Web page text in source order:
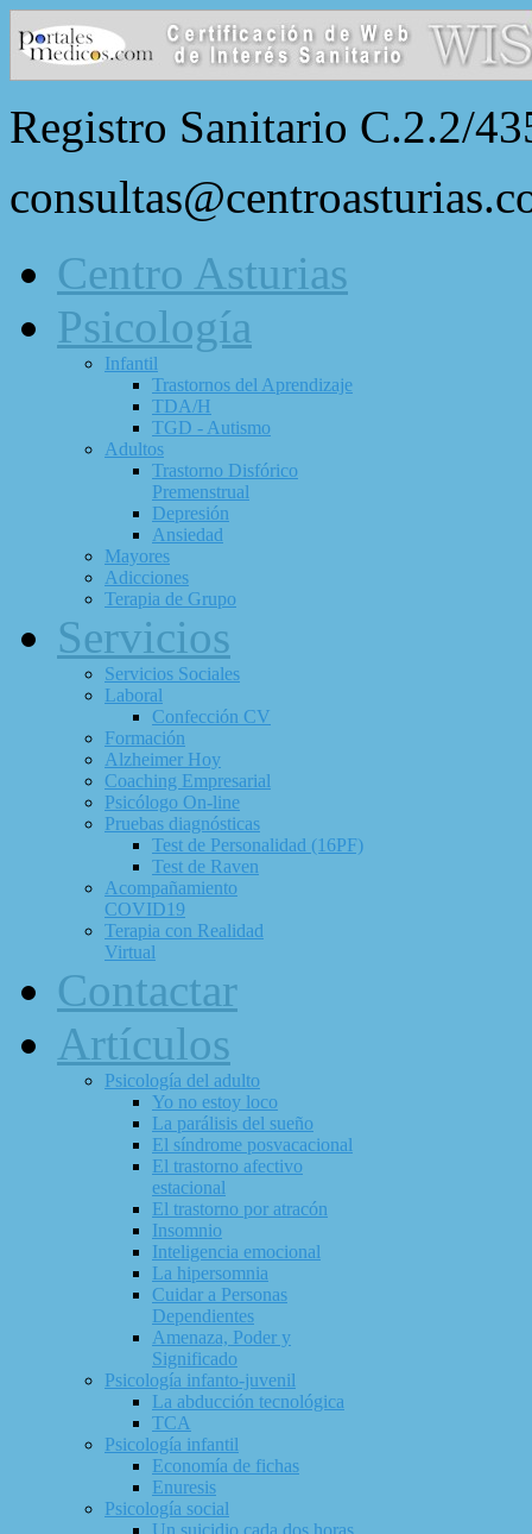
Registro Sanitario C.2.2/
Centro Asturias
Psicología
Infantil
Trastornos del Aprendizaje
TDA/H
TGD - Autismo
Adultos
Trastorno Disfórico
Premenstrual
Depresión
Ansiedad
Mayores
Adicciones
Terapia de Grupo
Servicios
Servicios Sociales
Laboral
Confección CV
Formación
Alzheimer Hoy
Coaching Empresarial
Psicólogo On-line
Pruebas diagnósticas
Test de Personalidad (16PF)
Test de Raven
Acompañamiento
COVID19
Terapia con Realidad
Virtual
Contactar
Artículos
Psicología del adulto
Yo no estoy loco
La parálisis del sueño
El síndrome posvacacional
El trastorno afectivo
estacional
El trastorno por atracón
Insomnio
Inteligencia emocional
La hipersomnia
Cuidar a Personas
Dependientes
Amenaza, Poder y
Significado
Psicología infanto-juvenil
La abducción tecnológica
TCA
Psicología infantil
Economía de fichas
Enuresis
Psicología social
Un suicidio cada dos horas